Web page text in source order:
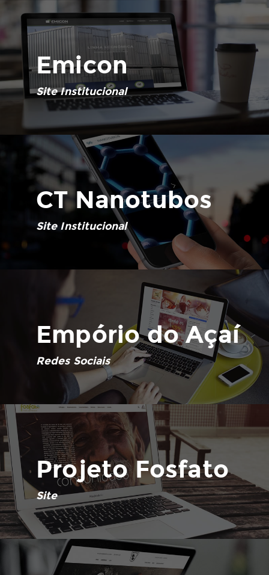
Emicon
Site Institucional
CT Nanotubos
Site Institucional
Empório do Açaí
Redes Sociais
Projeto Fosfato
Site